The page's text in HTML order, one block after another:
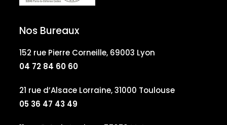
Nos Bureaux
152 rue Pierre Corneille, 69003 Lyon
04 72 84 60 60
21 rue d’Alsace Lorraine, 31000 Toulouse
05 36 47 43 49